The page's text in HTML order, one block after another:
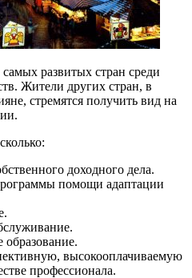
развитых стран среди
Жители других стран, в
стремятся получить вид на
доходного дела.
помощи адаптации
высокооплачиваемую
профессионала.